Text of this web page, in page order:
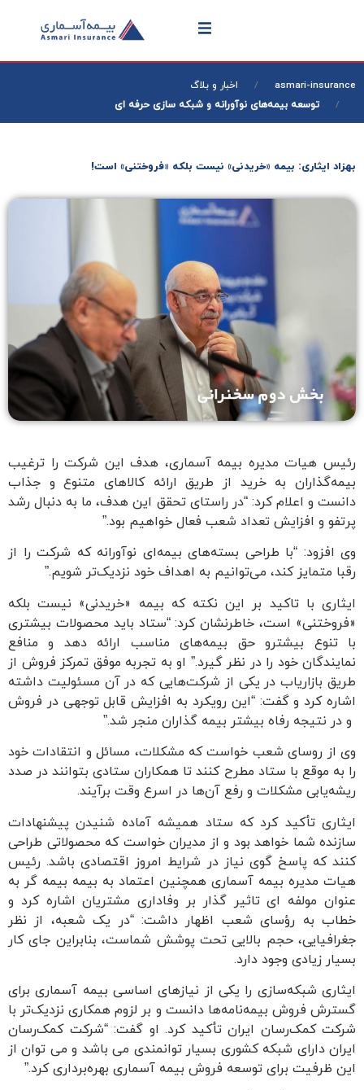
asmari-insurance اخبار و بلاگ
توسعه بیمه‌های نوآورانه و شبکه سازی حرفه ای
بهزاد ایثاری: بیمه «خریدنی» نیست بلکه «فروختنی» است!
رئیس هیات مدیره بیمه آسماری، هدف این شرکت را ترغیب
بیمه‌گذاران به خرید از طریق ارائه کالاهای متنوع و جذاب
دانست و اعلام کرد: “در راستای تحقق این هدف، ما به دنبال رشد
پرتفو و افزایش تعداد شعب فعال خواهیم بود.”
وی افزود: “با طراحی بسته‌های بیمه‌ای نوآورانه که شرکت را از
رقبا متمایز کند، می‌توانیم به اهداف خود نزدیک‌تر شویم.”
ایثاری با تاکید بر این نکته که بیمه «خریدنی» نیست بلکه
«فروختنی» است، خاطرنشان کرد: “ستاد باید محصولات بیشتری
با تنوع بیشترو حق بیمه‌های مناسب ارائه دهد و منافع
نمایندگان خود را در نظر گیرد.” او به تجربه موفق تمرکز فروش از
طریق بازاریاب در یکی از شرکت‌هایی که در آن مسئولیت داشته
اشاره کرد و گفت: “این رویکرد به افزایش قابل توجهی در فروش
و در نتیجه رفاه بیشتر بیمه گذاران منجر شد.”
وی از روسای شعب خواست که مشکلات، مسائل و انتقادات خود
را به موقع با ستاد مطرح کنند تا همکاران ستادی بتوانند در صدد
ریشه‌یابی مشکلات و رفع آن‌ها در اسرع وقت برآیند.
ایثاری تأکید کرد که ستاد همیشه آماده شنیدن پیشنهادات
سازنده شما خواهد بود و از مدیران خواست که محصولاتی طراحی
کنند که پاسخ گوی نیاز در شرایط امروز اقتصادی باشد. رئیس
هیات مدیره بیمه آسماری همچنین اعتماد به بیمه بیمه گر به
عنوان مولفه ای تاثیر گذار بر وفاداری مشتریان اشاره کرد و
خطاب به رؤسای شعب اظهار داشت: “در یک شعبه، از نظر
جغرافیایی، حجم بالایی تحت پوشش شماست، بنابراین جای کار
بسیار زیادی وجود دارد.
ایثاری شبکه‌سازی را یکی از نیازهای اساسی بیمه آسماری برای
گسترش فروش بیمه‌نامه‌ها دانست و بر لزوم همکاری نزدیک‌تر با
شرکت کمک‌رسان ایران تأکید کرد. او گفت: “شرکت کمک‌رسان
ایران دارای شبکه کشوری بسیار توانمندی می باشد و می توان از
این ظرفیت برای توسعه فروش بیمه آسماری بهره‌برداری کرد.”